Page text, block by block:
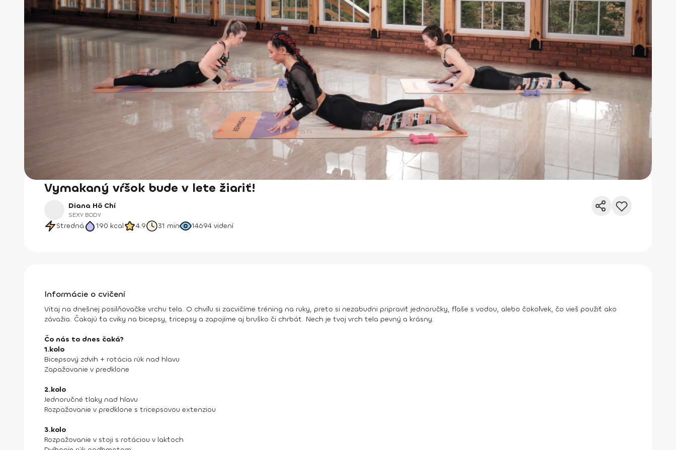
Vymakaný vŕšok bude v lete žiariť!
Diana Hô Chí
SEXY BODY
Stredná 190 kcal 4.9 31 min 14694 videní
Informácie o cvičení
Vitaj na dnešnej posilňovačke vrchu tela. O chvíľu si zacvičíme tréning na ruky, preto si nezabudni pripraviť jednoručky, fľaše s vodou, alebo čokoľvek, čo vieš použiť ako
závažia. Čakajú ťa cviky na bicepsy, tricepsy a zapojíme aj bruško či chrbát. Nech je tvoj vrch tela pevný a krásny.
Čo nás to dnes čaká?
1.kolo
Bicepsový zdvih + rotácia rúk nad hlavu
Zapažovanie v predklone
2.kolo
Jednoručné tlaky nad hlavu
Rozpažovanie v predklone s tricepsovou extenziou
3.kolo
Rozpažovanie v stoji s rotáciou v lakťoch